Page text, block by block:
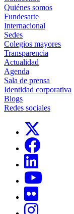
Quiénes somos
Fundesarte
Internacional
Sedes
Colegios mayores
Transparencia
Actualidad
Agenda
Sala de prensa
Identidad corporativa
Blogs
Redes sociales
Links,
Links,
Links,
Links,